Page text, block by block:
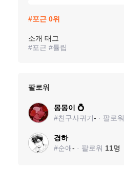
#포근 0위
소개 태그
#포근 #튤립
팔로워
몽몽이 💍
#친구사귀기- · 팔로워
경하
#순애- · 팔로워 11 명